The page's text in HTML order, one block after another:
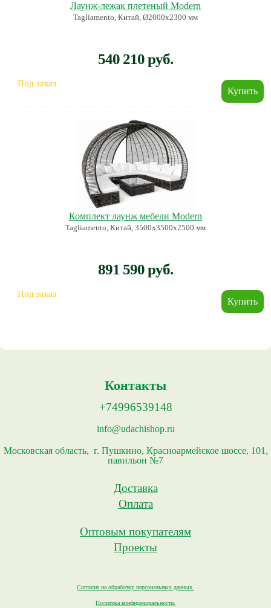
Лаунж-лежак плетеный Modern
Tagliamento, Китай, Ø2000х2300 мм
540 210 руб.
Под заказ
Комплект лаунж мебели Modern
Tagliamento, Китай, 3500х3500х2500 мм
891 590 руб.
Под заказ
Контакты
+74996539148
info@udachishop.ru
Московская область, г. Пушкино, Красноармейское шоссе, 101,
павильон №7
Доставка
Оплата
Оптовым покупателям
Проекты
Согласие на обработку персональных данных.
Политика конфиденциальности.